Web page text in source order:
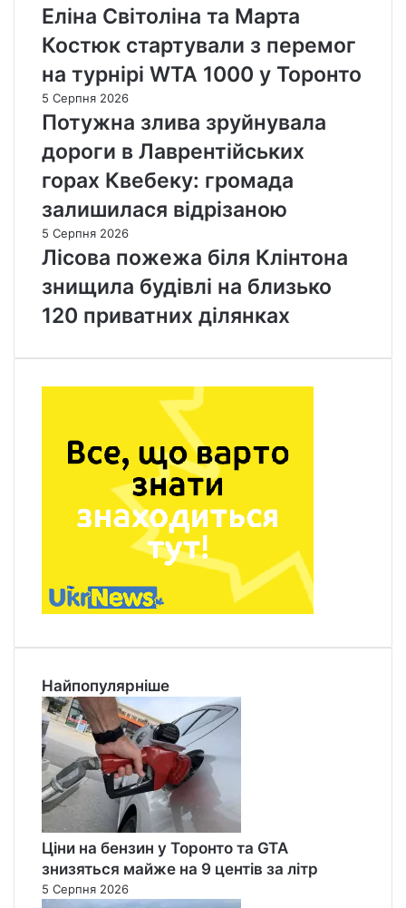
Еліна Світоліна та Марта
Костюк стартували з перемог
на турнірі WTA 1000 у Торонто
5 Серпня 2026
Потужна злива зруйнувала
дороги в Лаврентійських
горах Квебеку: громада
залишилася відрізаною
5 Серпня 2026
Лісова пожежа біля Клінтона
знищила будівлі на близько
120 приватних ділянках
Найпопулярніше
Ціни на бензин у Торонто та GTA
знизяться майже на 9 центів за літр
5 Серпня 2026